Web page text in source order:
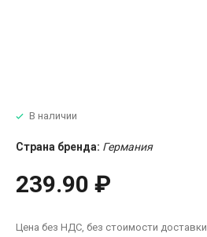
В наличии
Страна бренда: Германия
239.90 ₽
Цена без НДС, без стоимости доставки